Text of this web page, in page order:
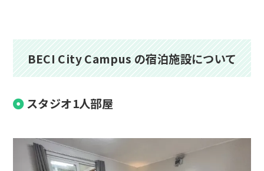
BECI City Campus の宿泊施設について
スタジオ1人部屋